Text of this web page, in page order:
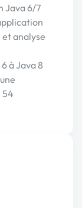
Java 6/7
analyse
à Java 8
54